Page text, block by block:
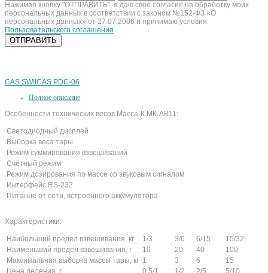
Нажимая кнопку "ОТПРАВИТЬ", я даю свое согласие на обработку моих
персональных данных в соответствии с законом №152-ФЗ «О
персональных данных» от 27.07.2006 и принимаю условия
Пользовательского соглашения
CAS SWII CAS PDC-06
Полное описание
Особенности технических весов Масса-К МК-АВ11:
Светодиодный дисплей
Выборка веса тары
Режим суммирования взвешиваний
Счётный режим
Режим дозирования по массе со звуковым сигналом
Интерфейс RS-232
Питание от сети, встроенного аккумулятора
Характеристики:
Наибольший предел взвешивания, кг 1/3 3/6 6/15
15/32
Наименьший предел взвешивания, г
10 20 40
100
Максимальная выборка массы тары, кг 1 3 6
15
Цена деления, г
0.5/1 1/2 2/5 5/10